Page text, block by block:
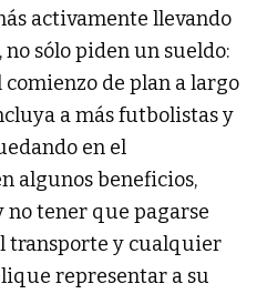
activamente llevando
sólo piden un sueldo:
comienzo de plan a largo
a más futbolistas y
en el
algunos beneficios,
no tener que pagarse
transporte y cualquier
representar a su